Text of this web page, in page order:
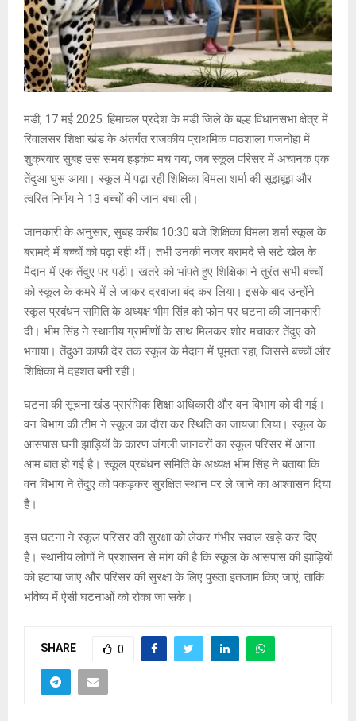
मंडी, 17 मई 2025: हिमाचल प्रदेश के मंडी जिले के बल्ह विधानसभा क्षेत्र में
रिवालसर शिक्षा खंड के अंतर्गत राजकीय प्राथमिक पाठशाला गजनोहा में
शुक्रवार सुबह उस समय हड़कंप मच गया, जब स्कूल परिसर में अचानक एक
तेंदुआ घुस आया। स्कूल में पढ़ा रही शिक्षिका विमला शर्मा की सूझबूझ और
त्वरित निर्णय ने 13 बच्चों की जान बचा ली।
जानकारी के अनुसार, सुबह करीब 10:30 बजे शिक्षिका विमला शर्मा स्कूल के
बरामदे में बच्चों को पढ़ा रही थीं। तभी उनकी नजर बरामदे से सटे खेल के
मैदान में एक तेंदुए पर पड़ी। खतरे को भांपते हुए शिक्षिका ने तुरंत सभी बच्चों
को स्कूल के कमरे में ले जाकर दरवाजा बंद कर लिया। इसके बाद उन्होंने
स्कूल प्रबंधन समिति के अध्यक्ष भीम सिंह को फोन पर घटना की जानकारी
दी। भीम सिंह ने स्थानीय ग्रामीणों के साथ मिलकर शोर मचाकर तेंदुए को
भगाया। तेंदुआ काफी देर तक स्कूल के मैदान में घूमता रहा, जिससे बच्चों और
शिक्षिका में दहशत बनी रही।
घटना की सूचना खंड प्रारंभिक शिक्षा अधिकारी और वन विभाग को दी गई।
वन विभाग की टीम ने स्कूल का दौरा कर स्थिति का जायजा लिया। स्कूल के
आसपास घनी झाड़ियों के कारण जंगली जानवरों का स्कूल परिसर में आना
आम बात हो गई है। स्कूल प्रबंधन समिति के अध्यक्ष भीम सिंह ने बताया कि
वन विभाग ने तेंदुए को पकड़कर सुरक्षित स्थान पर ले जाने का आश्वासन दिया
है।
इस घटना ने स्कूल परिसर की सुरक्षा को लेकर गंभीर सवाल खड़े कर दिए
हैं। स्थानीय लोगों ने प्रशासन से मांग की है कि स्कूल के आसपास की झाड़ियों
को हटाया जाए और परिसर की सुरक्षा के लिए पुख्ता इंतजाम किए जाएं, ताकि
भविष्य में ऐसी घटनाओं को रोका जा सके।
SHARE 0